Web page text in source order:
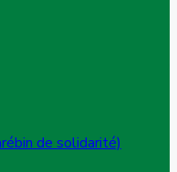
de solidarité)